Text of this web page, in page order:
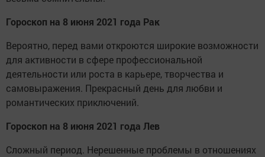
Гороскоп на 8 июня 2021 года Рак
Вероятно, перед вами откроются широкие возможности
для активности в сфере профессиональной
деятельности или роста в карьере, творчества и
самовыражения. Прекрасный день для любви и
романтических приключений.
Гороскоп на 8 июня 2021 года Лев
Сложный период. Нерешенные проблемы в отношениях